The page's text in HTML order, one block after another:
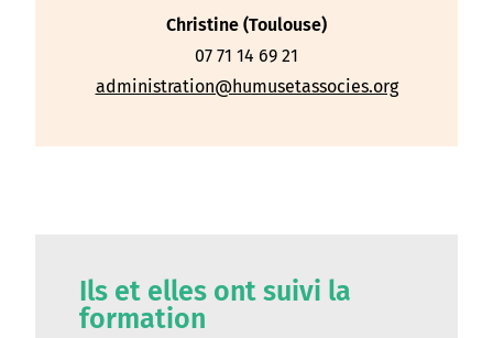
Christine (Toulouse)
07 71 14 69 21
administration@humusetassocies.org
Ils et elles ont suivi la
formation